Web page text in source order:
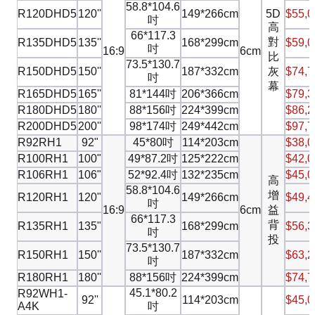
16:9 6cm
5D
高
對
比
灰
幕
R120DHD5120''
58.8*104.6
吋
149*266cm
R135DHD5135''
66*117.3
吋
168*299cm
R150DHD5150''
73.5*130.7
吋
187*332cm
R165DHD5165'' 81*144吋 206*366cm
R180DHD5180'' 88*156吋 224*399cm
R200DHD5200'' 98*174吋 249*442cm
R92RH1
92"
16:9
45*80吋 114*203cm
6cm
高
增
益
背
投
R100RH1
100" 49*87.2吋 125*222cm
R106RH1
106" 52*92.4吋 132*235cm
R120RH1
120"
58.8*104.6
吋
149*266cm
R135RH1 135"
66*117.3
吋
168*299cm
R150RH1 150''
73.5*130.7
吋
187*332cm
R180RH1
180'' 88*156吋 224*399cm
R92WH1-
A4K
92''
45.1*80.2
吋
114*203cm